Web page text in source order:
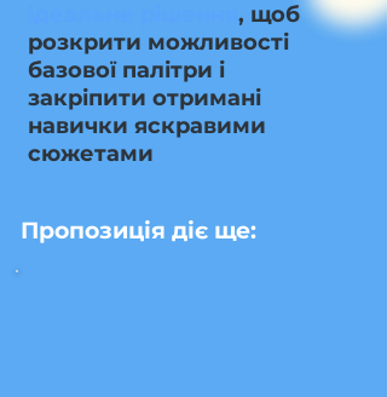
, щоб
розкрити можливості
базової палітри і
закріпити отримані
навички яскравими
сюжетами
Пропозиція діє ще: